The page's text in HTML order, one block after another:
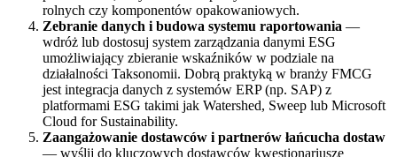
rolnych czy komponentów opakowaniowych.
Zebranie danych i budowa systemu raportowania —
wdróż lub dostosuj system zarządzania danymi ESG
umożliwiający zbieranie wskaźników w podziale na
działalności Taksonomii. Dobrą praktyką w branży FMCG
jest integracja danych z systemów ERP (np. SAP) z
platformami ESG takimi jak Watershed, Sweep lub Microsoft
Cloud for Sustainability.
Zaangażowanie dostawców i partnerów łańcucha dostaw
— wyślij do kluczowych dostawców kwestionariusze